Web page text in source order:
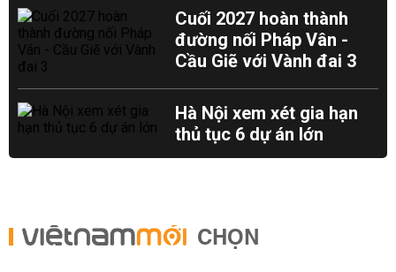
Cuối 2027 hoàn thành
đường nối Pháp Vân -
Cầu Giẽ với Vành đai 3
Hà Nội xem xét gia hạn
thủ tục 6 dự án lớn
CHỌN